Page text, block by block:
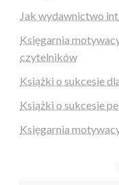
Jak wydawnictwo
Księgarnia
czytelników
Książki o sukcesie
Książki o sukcesie
Księgarnia